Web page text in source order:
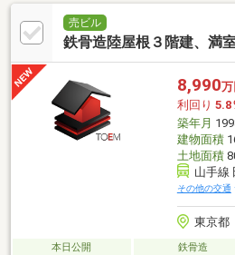
売ビル
鉄骨造陸屋根３階建、満室
8,990万
利回り 5.8
築年月
建物面積
土地面積
山手線
その他の交通
東京
本日公開 鉄骨造